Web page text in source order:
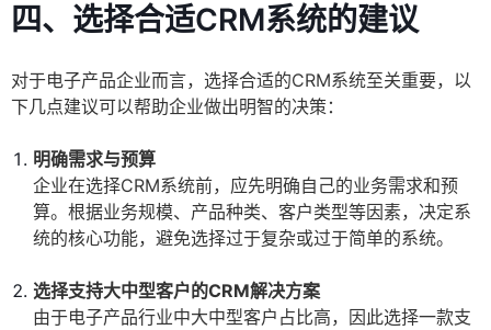
四、选择合适CRM系统的建议
对于电子产品企业而言，选择合适的CRM系统至关重要，以
下几点建议可以帮助企业做出明智的决策：
明确需求与预算
企业在选择CRM系统前，应先明确自己的业务需求和预
算。根据业务规模、产品种类、客户类型等因素，决定系
统的核心功能，避免选择过于复杂或过于简单的系统。
选择支持大中型客户的CRM解决方案
由于电子产品行业中大中型客户占比高，因此选择一款支